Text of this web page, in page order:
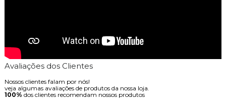
Avaliações dos Clientes
Nossos clientes falam por nós!
veja algumas avaliações de produtos da nossa loja.
100% dos clientes recomendam nossos produtos